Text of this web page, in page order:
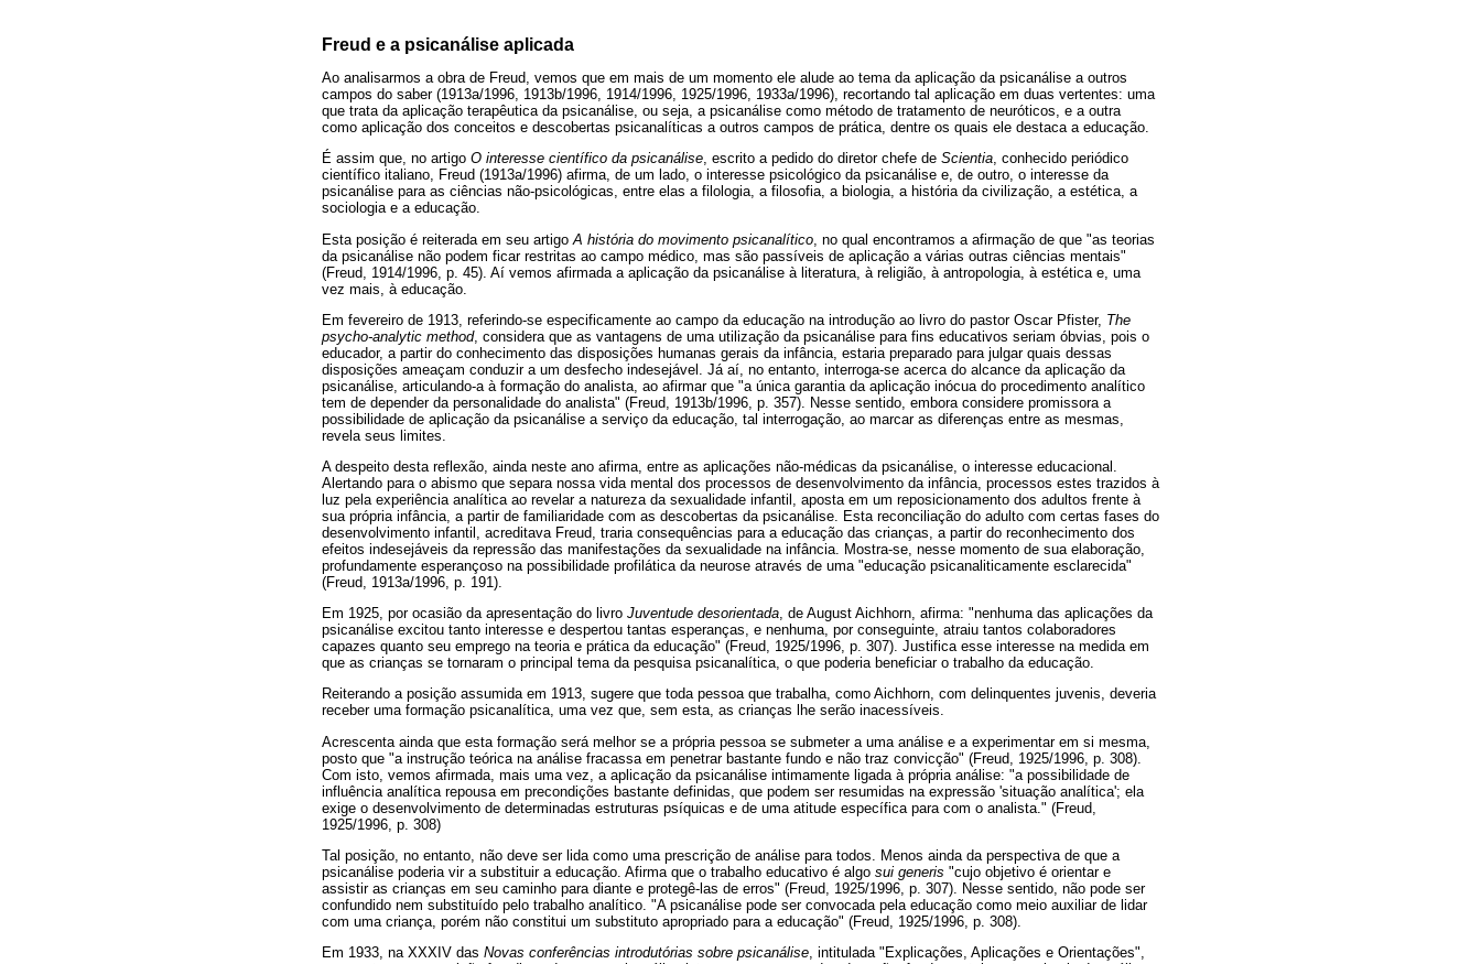
Freud e a psicanálise aplicada
Ao analisarmos a obra de Freud, vemos que em mais de um momento ele alude ao tema da aplicação da psicanálise a outros
campos do saber (1913a/1996, 1913b/1996, 1914/1996, 1925/1996, 1933a/1996), recortando tal aplicação em duas vertentes: uma
que trata da aplicação terapêutica da psicanálise, ou seja, a psicanálise como método de tratamento de neuróticos, e a outra
como aplicação dos conceitos e descobertas psicanalíticas a outros campos de prática, dentre os quais ele destaca a educação.
É assim que, no artigo O interesse científico da psicanálise, escrito a pedido do diretor chefe de Scientia, conhecido periódico
científico italiano, Freud (1913a/1996) afirma, de um lado, o interesse psicológico da psicanálise e, de outro, o interesse da
psicanálise para as ciências não-psicológicas, entre elas a filologia, a filosofia, a biologia, a história da civilização, a estética, a
sociologia e a educação.
Esta posição é reiterada em seu artigo A história do movimento psicanalítico , no qual encontramos a afirmação de que "as teorias
da psicanálise não podem ficar restritas ao campo médico, mas são passíveis de aplicação a várias outras ciências mentais"
(Freud, 1914/1996, p. 45). Aí vemos afirmada a aplicação da psicanálise à literatura, à religião, à antropologia, à estética e, uma
vez mais, à educação.
Em fevereiro de 1913, referindo-se especificamente ao campo da educação na introdução ao livro do pastor Oscar Pfister, The
psycho-analytic method, considera que as vantagens de uma utilização da psicanálise para fins educativos seriam óbvias, pois o
educador, a partir do conhecimento das disposições humanas gerais da infância, estaria preparado para julgar quais dessas
disposições ameaçam conduzir a um desfecho indesejável. Já aí, no entanto, interroga-se acerca do alcance da aplicação da
psicanálise, articulando-a à formação do analista, ao afirmar que "a única garantia da aplicação inócua do procedimento analítico
tem de depender da personalidade do analista" (Freud, 1913b/1996, p. 357). Nesse sentido, embora considere promissora a
possibilidade de aplicação da psicanálise a serviço da educação, tal interrogação, ao marcar as diferenças entre as mesmas,
revela seus limites.
A despeito desta reflexão, ainda neste ano afirma, entre as aplicações não-médicas da psicanálise, o interesse educacional.
Alertando para o abismo que separa nossa vida mental dos processos de desenvolvimento da infância, processos estes trazidos à
luz pela experiência analítica ao revelar a natureza da sexualidade infantil, aposta em um reposicionamento dos adultos frente à
sua própria infância, a partir de familiaridade com as descobertas da psicanálise. Esta reconciliação do adulto com certas fases do
desenvolvimento infantil, acreditava Freud, traria consequências para a educação das crianças, a partir do reconhecimento dos
efeitos indesejáveis da repressão das manifestações da sexualidade na infância. Mostra-se, nesse momento de sua elaboração,
profundamente esperançoso na possibilidade profilática da neurose através de uma "educação psicanaliticamente esclarecida"
(Freud, 1913a/1996, p. 191).
Em 1925, por ocasião da apresentação do livro Juventude desorientada, de August Aichhorn, afirma: "nenhuma das aplicações da
psicanálise excitou tanto interesse e despertou tantas esperanças, e nenhuma, por conseguinte, atraiu tantos colaboradores
capazes quanto seu emprego na teoria e prática da educação" (Freud, 1925/1996, p. 307). Justifica esse interesse na medida em
que as crianças se tornaram o principal tema da pesquisa psicanalítica, o que poderia beneficiar o trabalho da educação.
Reiterando a posição assumida em 1913, sugere que toda pessoa que trabalha, como Aichhorn, com delinquentes juvenis, deveria
receber uma formação psicanalítica, uma vez que, sem esta, as crianças lhe serão inacessíveis.
Acrescenta ainda que esta formação será melhor se a própria pessoa se submeter a uma análise e a experimentar em si mesma,
posto que "a instrução teórica na análise fracassa em penetrar bastante fundo e não traz convicção" (Freud, 1925/1996, p. 308).
Com isto, vemos afirmada, mais uma vez, a aplicação da psicanálise intimamente ligada à própria análise: "a possibilidade de
influência analítica repousa em precondições bastante definidas, que podem ser resumidas na expressão 'situação analítica'; ela
exige o desenvolvimento de determinadas estruturas psíquicas e de uma atitude específica para com o analista." (Freud,
1925/1996, p. 308)
Tal posição, no entanto, não deve ser lida como uma prescrição de análise para todos. Menos ainda da perspectiva de que a
psicanálise poderia vir a substituir a educação. Afirma que o trabalho educativo é algo sui generis "cujo objetivo é orientar e
assistir as crianças em seu caminho para diante e protegê-las de erros" (Freud, 1925/1996, p. 307). Nesse sentido, não pode ser
confundido nem substituído pelo trabalho analítico. "A psicanálise pode ser convocada pela educação como meio auxiliar de lidar
com uma criança, porém não constitui um substituto apropriado para a educação" (Freud, 1925/1996, p. 308).
Em 1933, na XXXIV das Novas conferências introdutórias sobre psicanálise , intitulada "Explicações, Aplicações e Orientações",